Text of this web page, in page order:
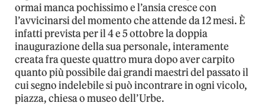
ormai manca pochissimo e l’ansia cresce con
l’avvicinarsi del momento che attende da 12 mesi. È
infatti prevista per il 4 e 5 ottobre la doppia
inaugurazione della sua personale, interamente
creata fra queste quattro mura dopo aver carpito
quanto più possibile dai grandi maestri del passato il
cui segno indelebile si può incontrare in ogni vicolo,
piazza, chiesa o museo dell’Urbe.